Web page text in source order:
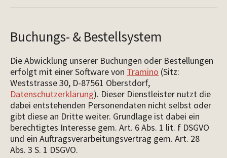
Buchungs- & Bestellsystem
Die Abwicklung unserer Buchungen oder Bestellungen
erfolgt mit einer Software von Tramino (Sitz:
Weststrasse 30, D-87561 Oberstdorf,
Datenschutzerklärung). Dieser Dienstleister nutzt die
dabei entstehenden Personendaten nicht selbst oder
gibt diese an Dritte weiter. Grundlage ist dabei ein
berechtigtes Interesse gem. Art. 6 Abs. 1 lit. f DSGVO
und ein Auftragsverarbeitungsvertrag gem. Art. 28
Abs. 3 S. 1 DSGVO.